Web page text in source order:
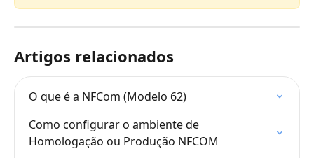
Artigos relacionados
O que é a NFCom (Modelo 62)
Como configurar o ambiente de
Homologação ou Produção NFCOM